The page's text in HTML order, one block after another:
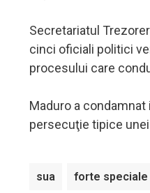
Secretariatul
cinci oficiali politici
procesului care
Maduro a
persecuţie tipice
sua forte speciale